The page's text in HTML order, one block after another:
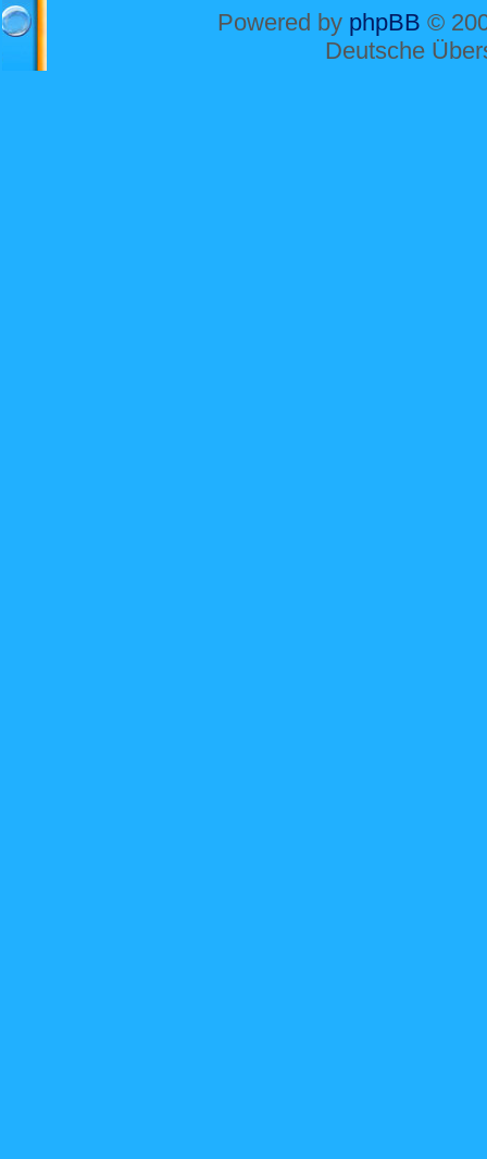
Powered by phpBB ©
Deutsche